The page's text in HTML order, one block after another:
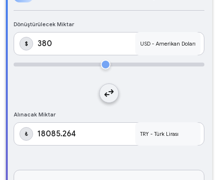
Dönüştürülecek Miktar
$
swap_horiz
Alınacak Miktar
₺